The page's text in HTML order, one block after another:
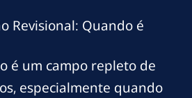
Revisional: Quando é
é um campo repleto de
especialmente quando